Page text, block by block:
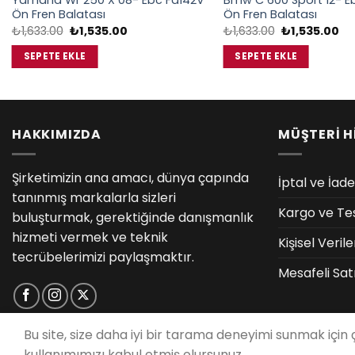
Ön Fren Balatası
₺1,633.00 Orijinal
fiyat:
₺1,633.00.
₺1,535.00
SEPETE EKLE
Ön Fren Balatası
₺1,633.00 Orijinal
fiyat:
₺1,633.00.
₺1,535.00Şu
SEPETE EKLE
HAKKIMIZDA
Şirketimizin ana amacı, dünya çapında
tanınmış markalarla sizleri
buluşturmak, gerektiğinde danışmanlık
hizmeti vermek ve teknik
tecrübelerimizi paylaşmaktır.
MÜŞTERİ
İptal ve
Kargo ve
Kişisel
Mesafeli
Bu site, size daha iyi bir tarama deneyimi sunmak